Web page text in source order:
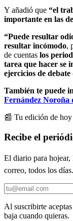
Y añadió que “el
importante en las
“Puede resultar
resultar incómodo,
de cuentas los
tarea que hacer se
ejercicios de
También te puede
Fernández Noroña
📰 Tu edición de hoy
Recibe el
El diario para
correo, todos los
Al suscribirte
baja cuando quieras.